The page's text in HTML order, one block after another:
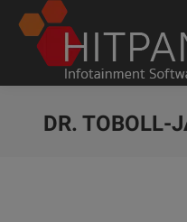
DR. TOBOLL-